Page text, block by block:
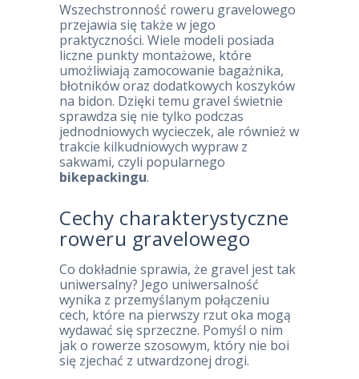
Wszechstronność roweru gravelowego
przejawia się także w jego
praktyczności. Wiele modeli posiada
liczne punkty montażowe, które
umożliwiają zamocowanie bagażnika,
błotników oraz dodatkowych koszyków
na bidon. Dzięki temu gravel świetnie
sprawdza się nie tylko podczas
jednodniowych wycieczek, ale również w
trakcie kilkudniowych wypraw z
sakwami, czyli popularnego
bikepackingu.
Cechy charakterystyczne
roweru gravelowego
Co dokładnie sprawia, że gravel jest tak
uniwersalny? Jego uniwersalność
wynika z przemyślanym połączeniu
cech, które na pierwszy rzut oka mogą
wydawać się sprzeczne. Pomyśl o nim
jak o rowerze szosowym, który nie boi
się zjechać z utwardzonej drogi.